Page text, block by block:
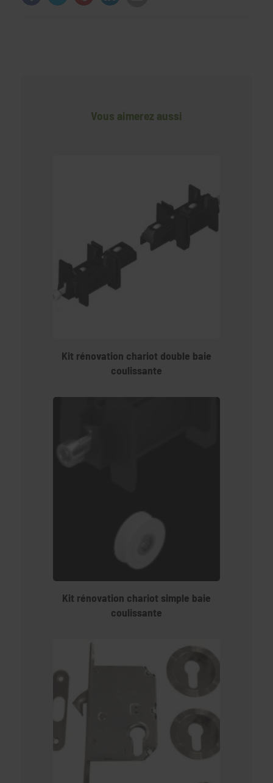
Vous aimerez aussi
Kit rénovation chariot double baie
coulissante
Kit rénovation chariot simple baie
coulissante